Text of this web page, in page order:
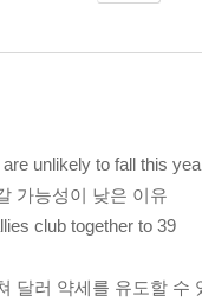
unlikely to fall this
가능성이 낮은 이유
club together to 39
달러 약세를 유도할 수